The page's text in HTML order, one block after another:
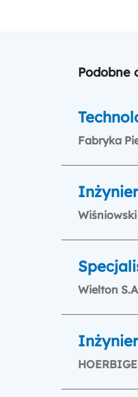
Podobne
Fabryka
Wiśniowski
Wielton